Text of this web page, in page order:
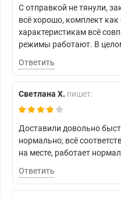
С отправкой не тянули,
всё хорошо, комплект
характеристикам всё
режимы работают. В
Ответить
Светлана Х. пишет:
Доставили довольно
нормально; всё
на месте, работает
Ответить